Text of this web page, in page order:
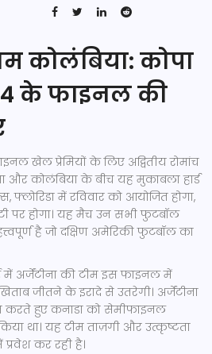
कोलंबिया: कोपा
के फाइनल की
खेल प्रेमियों के लिए अद्वितीय रोमांच
और कोलंबिया के बीच यह मुकाबला हार्ड
फ्लोरिडा में रविवार को आयोजित होगा,
पर होगा। यह मैच उन सभी फुटबॉल
है जो दक्षिण अमेरिकी फुटबॉल का
अर्जेंटीना की टीम इस फाइनल में
जीतने के इरादे से उतरेगी। अर्जेंटीना
करते हुए कनाडा को सेमीफाइनल
था। यह टीम ताज़गी और उत्कृष्टता
कर रही है।